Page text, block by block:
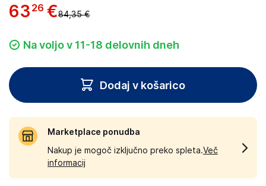
63 26 €84,35 €
Na voljo v 11-18 delovnih dneh
Dodaj v košarico
Marketplace ponudba
Nakup je mogoč izključno preko spleta.Več
informacij